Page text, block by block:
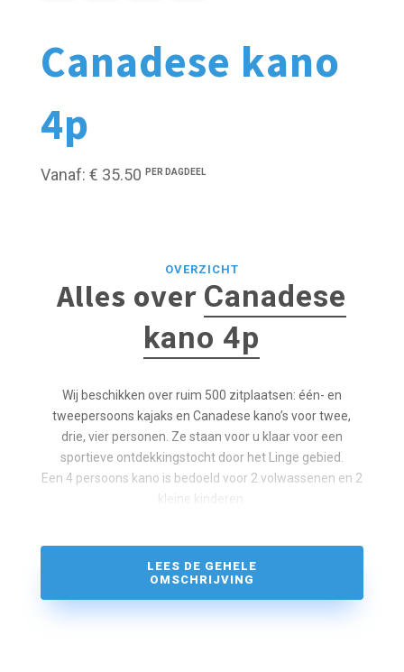
Canadese kano
4p
Vanaf: € 35.50 PER DAGDEEL
OVERZICHT
Alles over Canadese
kano 4p
Wij beschikken over ruim 500 zitplaatsen: één- en
tweepersoons kajaks en Canadese kano’s voor twee,
drie, vier personen. Ze staan voor u klaar voor een
sportieve ontdekkingstocht door het Linge gebied.
Een 4 persoons kano is bedoeld voor 2 volwassenen en 2
LEES DE GEHELE
OMSCHRIJVING